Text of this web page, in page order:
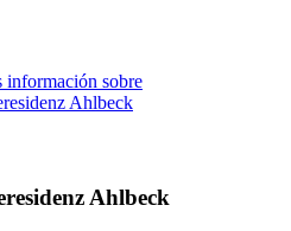
información sobre
Ahlbeck
Ahlbeck